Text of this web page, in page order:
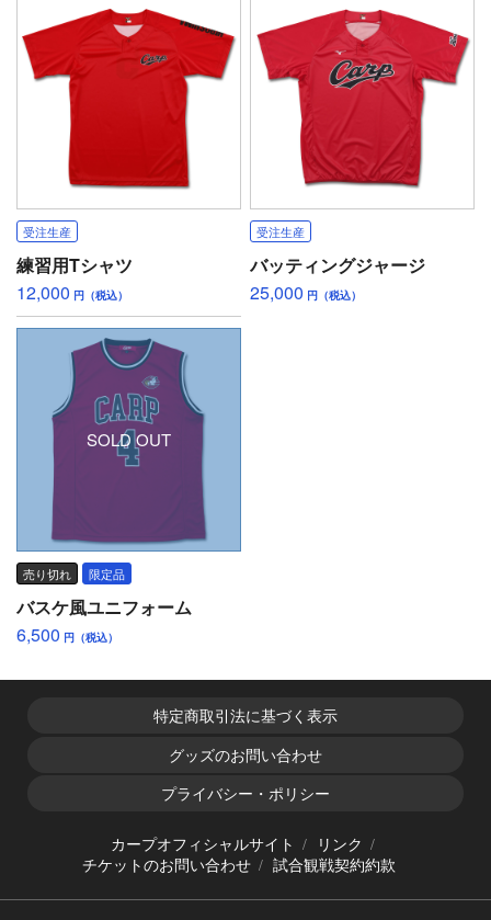
受注生産
練習用Tシャツ
12,000 円（税込）
受注生産
バッティングジャージ
25,000 円（税込）
SOLD OUT
売り切れ 限定品
バスケ風ユニフォーム
6,500 円（税込）
特定商取引法に基づく表示
グッズのお問い合わせ
プライバシー・ポリシー
カープオフィシャルサイト
リンク
チケットのお問い合わせ
試合観戦契約約款